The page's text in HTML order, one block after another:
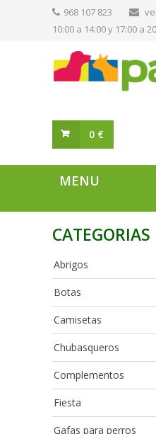
968 107 823
10:00 a 14:00 y 17:00 a
0 €
CATEGORIAS
Abrigos
Botas
Camisetas
Chubasqueros
Complementos
Fiesta
Gafas para perros